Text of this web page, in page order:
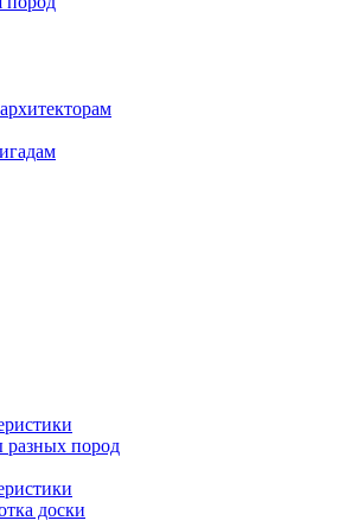
разных пород
доски